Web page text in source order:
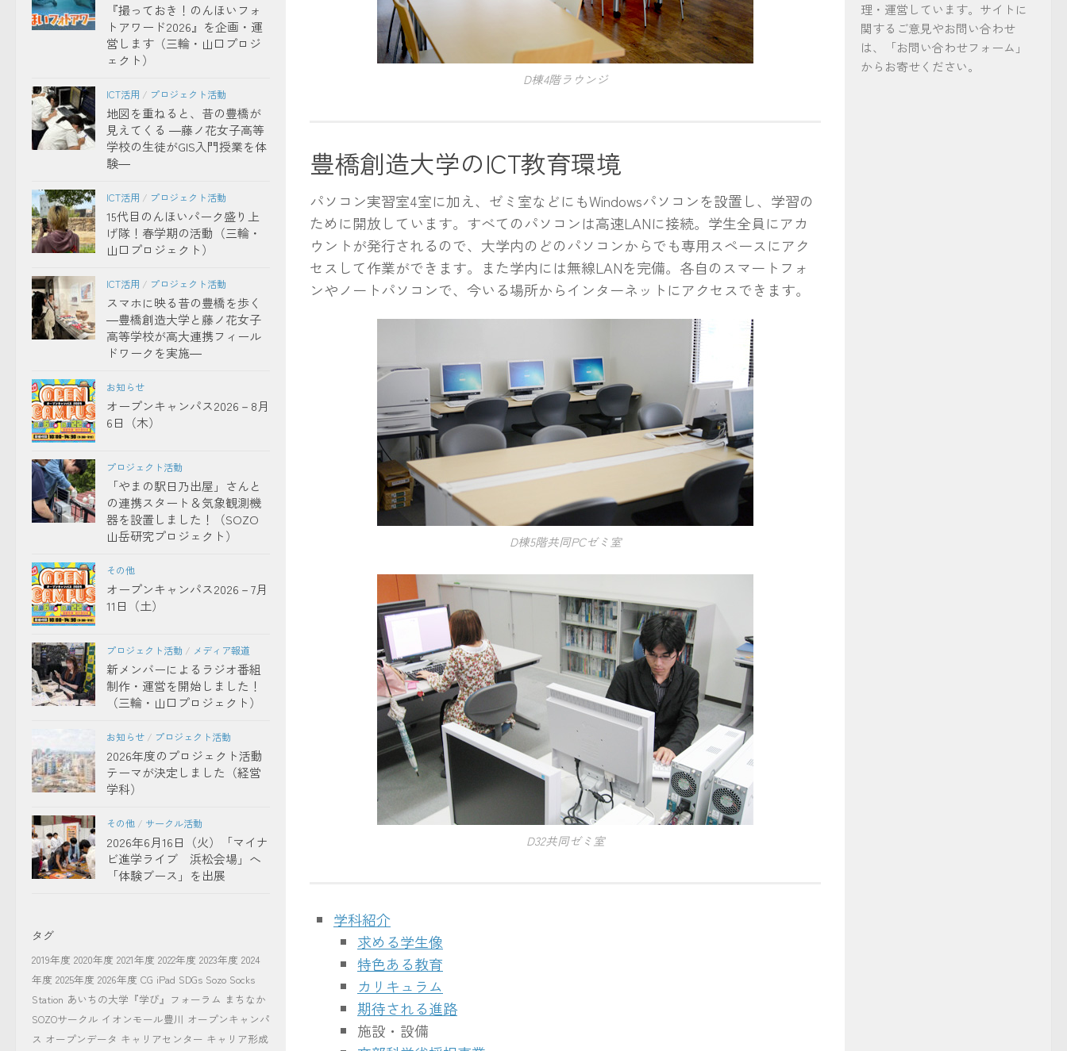
D棟4階ラウンジ
豊橋創造大学のICT教育環境
パソコン実習室4室に加え、ゼミ室などにもWindowsパソコンを設置し、学習の
ために開放しています。すべてのパソコンは高速LANに接続。学生全員にアカ
ウントが発行されるので、大学内のどのパソコンからでも専用スペースにアク
セスして作業ができます。また学内には無線LANを完備。各自のスマートフォ
ンやノートパソコンで、今いる場所からインターネットにアクセスできます。
D棟5階共同PCゼミ室
D32共同ゼミ室
学科紹介
求める学生像
特色ある教育
カリキュラム
期待される進路
施設・設備
『撮っておき！のんほいフォ
トアワード2026』を企画・運
営します（三輪・山口プロジ
ェクト）
ICT活用 / プロジェクト活動
地図を重ねると、昔の豊橋が
見えてくる ―藤ノ花女子高等
学校の生徒がGIS入門授業を体
験―
ICT活用 / プロジェクト活動
15代目のんほいパーク盛り上
げ隊！春学期の活動（三輪・
山口プロジェクト）
ICT活用 / プロジェクト活動
スマホに映る昔の豊橋を歩く
―豊橋創造大学と藤ノ花女子
高等学校が高大連携フィール
ドワークを実施―
お知らせ
オープンキャンパス2026－8月
6日（木）
プロジェクト活動
「やまの駅日乃出屋」さんと
の連携スタート＆気象観測機
器を設置しました！（SOZO
山岳研究プロジェクト）
その他
オープンキャンパス2026－7月
11日（土）
プロジェクト活動 / メディア報道
新メンバーによるラジオ番組
制作・運営を開始しました！
（三輪・山口プロジェクト）
お知らせ / プロジェクト活動
2026年度のプロジェクト活動
テーマが決定しました（経営
学科）
その他 / サークル活動
2026年6月16日（火）「マイナ
ビ進学ライブ 浜松会場」へ
「体験ブース」を出展
タグ
2019年度 2020年度 2021年度 2022年度 2023年度 2024
年度 2025年度 2026年度 CG iPad SDGs Sozo Socks
Station あいちの大学『学び』フォーラム まちなか
SOZOサークル イオンモール豊川 オープンキャンパ
ス オープンデータ キャリアセンター キャリア形成
理・運営しています。サイトに
関するご意見やお問い合わせ
は、「お問い合わせフォーム」
からお寄せください。